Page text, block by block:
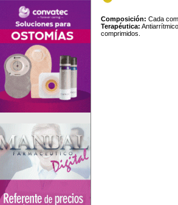
Composición: Cada
Terapéutica:
comprimidos.